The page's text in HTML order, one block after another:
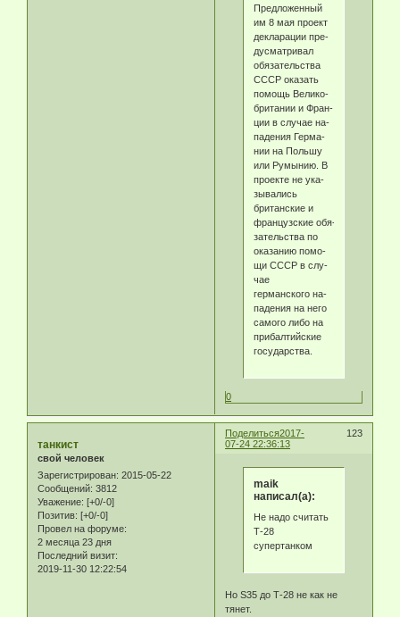
Пред­ло­жен­ный
им 8 мая про­ект
дек­ла­ра­ции пре­
ду­смат­ри­вал
обя­за­тель­ст­ва
СССР ока­зать
по­мощь Ве­ли­ко­
бри­та­нии и Фран­
ции в слу­чае на­
па­де­ния Гер­ма­
нии на Поль­шу
или Ру­мы­нию. В
про­ек­те не ука­
зы­ва­лись
британские и
французские обя­
за­тель­ст­ва по
ока­за­нию по­мо­
щи СССР в слу­
чае
германского на­
па­де­ния на не­го
са­мо­го ли­бо на
при­бал­тий­ские
го­су­дар­ст­ва.
0
Поделиться 123
2017-
07-24 22:36:13
танкист
свой человек
Зарегистрирован: 2015-05-22
Сообщений: 3812
Уважение: [+0/-0]
Позитив: [+0/-0]
Провел на форуме:
2 месяца 23 дня
Последний визит:
2019-11-30 12:22:54
maik
написал(а):
Не надо считать
Т-28
супертанком
Но S35 до Т-28 не как не
тянет.